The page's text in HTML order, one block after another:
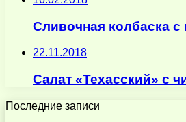
Сливочная колбаска
22.11.2018
Салат «Техасский» с
Последние записи